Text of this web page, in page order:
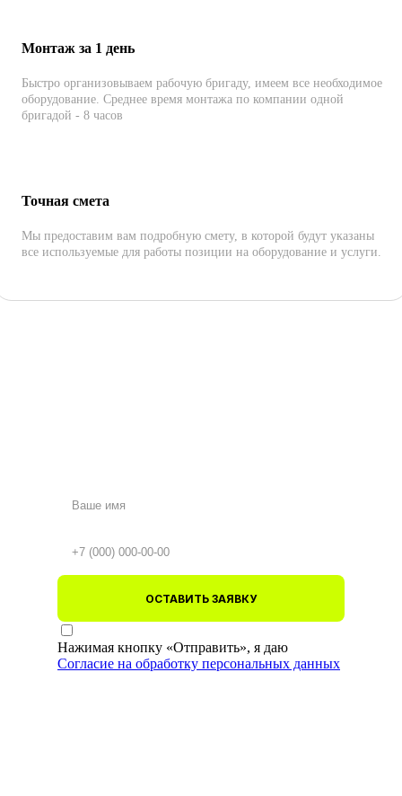
Монтаж за 1 день
Быстро организовываем рабочую бригаду, имеем все необходимое
оборудование. Среднее время монтажа по компании одной
бригадой - 8 часов
Точная смета
Мы предоставим вам подробную смету, в которой будут указаны
все используемые для работы позиции на оборудование и услуги.
ОСТАВИТЬ ЗАЯВКУ
Нажимая кнопку «Отправить», я даю
Согласие на обработку персональных данных